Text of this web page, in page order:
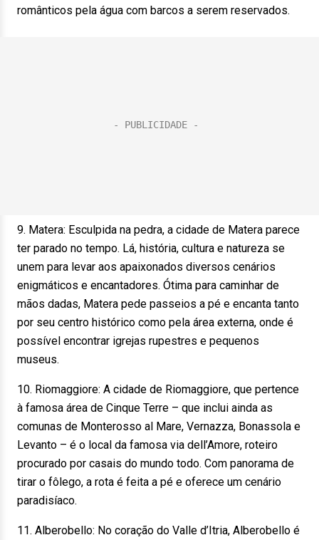
românticos pela água com barcos a serem reservados.
9. Matera: Esculpida na pedra, a cidade de Matera parece
ter parado no tempo. Lá, história, cultura e natureza se
unem para levar aos apaixonados diversos cenários
enigmáticos e encantadores. Ótima para caminhar de
mãos dadas, Matera pede passeios a pé e encanta tanto
por seu centro histórico como pela área externa, onde é
possível encontrar igrejas rupestres e pequenos
museus.
10. Riomaggiore: A cidade de Riomaggiore, que pertence
à famosa área de Cinque Terre – que inclui ainda as
comunas de Monterosso al Mare, Vernazza, Bonassola e
Levanto – é o local da famosa via dell’Amore, roteiro
procurado por casais do mundo todo. Com panorama de
tirar o fôlego, a rota é feita a pé e oferece um cenário
paradisíaco.
11. Alberobello: No coração do Valle d’Itria, Alberobello é